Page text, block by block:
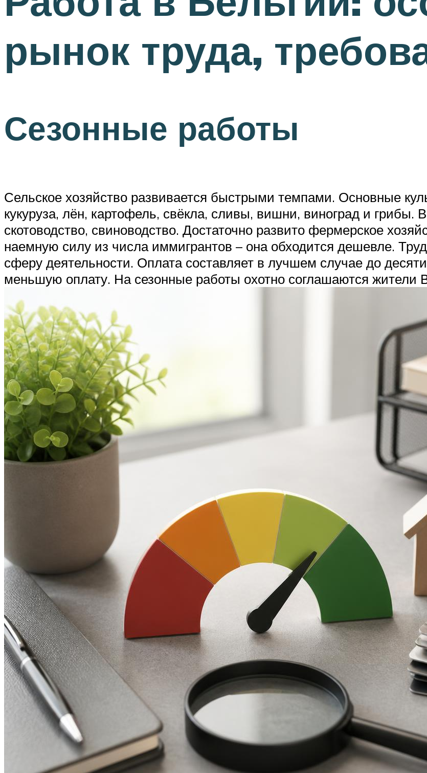
рынок труда,
Сезонные работы
Сельское хозяйство развивается быстрыми темпами. Основные
кукуруза, лён, картофель, свёкла, сливы, вишни, виноград и грибы.
скотоводство, свиноводство. Достаточно развито фермерское
наемную силу из числа иммигрантов – она обходится дешевле.
сферу деятельности. Оплата составляет в лучшем случае до
меньшую оплату. На сезонные работы охотно соглашаются жители